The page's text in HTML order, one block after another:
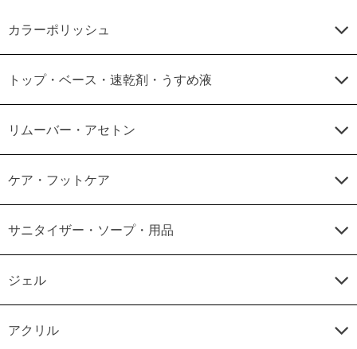
カラーポリッシュ
トップ・ベース・速乾剤・うすめ液
リムーバー・アセトン
ケア・フットケア
サニタイザー・ソープ・用品
ジェル
アクリル